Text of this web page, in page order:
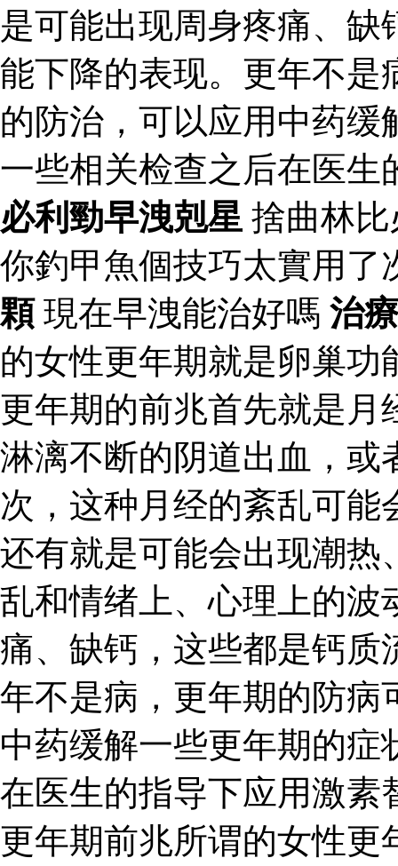
是可能出现周身疼痛、
能下降的表现。更年不是
的防治，可以应用中药
一些相关检查之后在医生
必利勁早洩剋星 捨曲林
你釣甲魚個技巧太實用
顆現在早洩能治好嗎 治
的女性更年期就是卵巢
更年期的前兆首先就是月
淋漓不断的阴道出血，或
次，这种月经的紊乱可
还有就是可能会出现潮热
乱和情绪上、心理上的波
痛、缺钙，这些都是钙质
年不是病，更年期的防病
中药缓解一些更年期的
在医生的指导下应用激
更年期前兆所谓的女性更